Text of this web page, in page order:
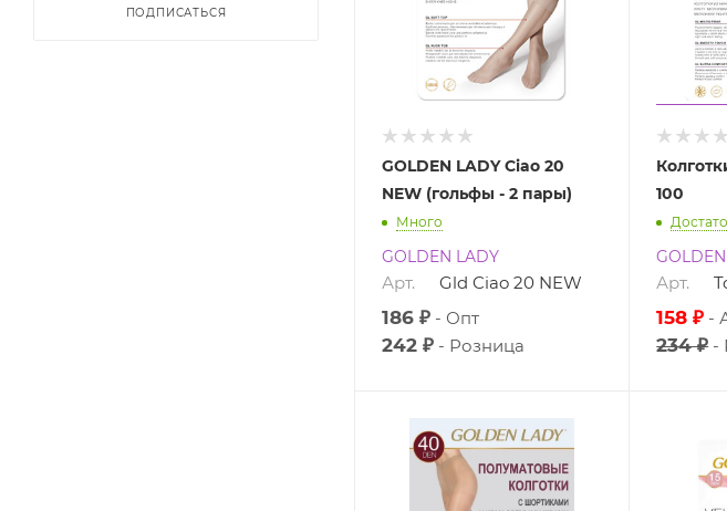
GOLDEN LADY Ciao 20
NEW (гольфы - 2 пары)
Много
GOLDEN LADY
Арт. Gld Ciao 20 NEW
186 ₽ Опт
242 ₽ Розница
100
Арт.
158 ₽
234 ₽
ПОДПИСАТЬСЯ